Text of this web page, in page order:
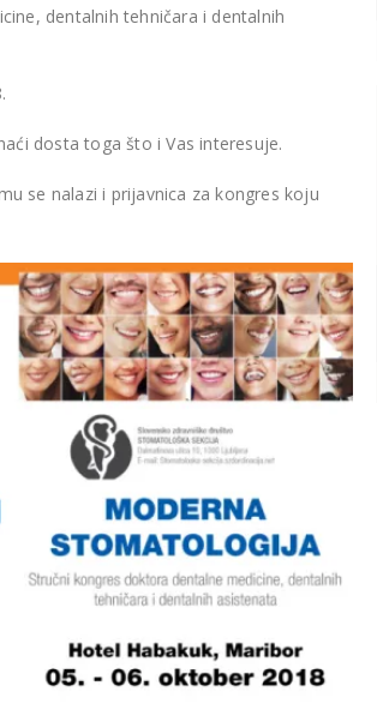
dentalnih tehničara i dentalnih
dosta toga što i Vas interesuje.
se nalazi i prijavnica za kongres koju
BIJELJINA
Model One 100 za Dental
Centar Omnident u Cazinu
CAZIN